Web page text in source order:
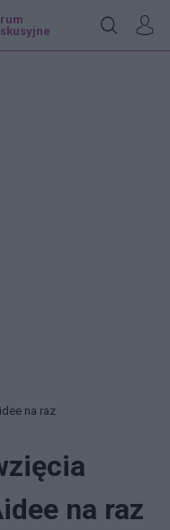
na raz
na raz